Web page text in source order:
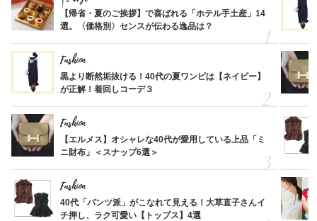
【帰省・夏のご挨拶】で喜ばれる「ホテル手土産」14
選。〈価格別〉センスが伝わる逸品は？
Fashion
黒より断然垢抜ける！40代の夏ワンピは【ネイビー】
が正解！着回しコーデ３
Fashion
【エルメス】オシャレな40代が愛用している上品「ミ
ニ財布」＜スナップ6選＞
Fashion
40代「パンツ派」がこなれて見える！大草直子さんイ
チ押し、ラク可愛い【トップス】4選